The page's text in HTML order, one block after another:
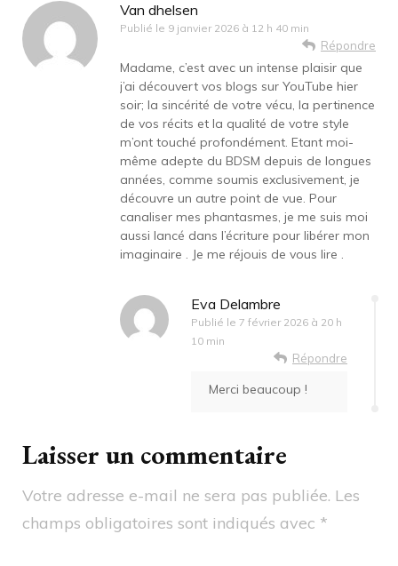
Van dhelsen
Publié le 9 janvier 2026 à 12 h 40 min
Répondre
Madame, c’est avec un intense plaisir que
j’ai découvert vos blogs sur YouTube hier
soir; la sincérité de votre vécu, la pertinence
de vos récits et la qualité de votre style
m’ont touché profondément. Etant moi-
même adepte du BDSM depuis de longues
années, comme soumis exclusivement, je
découvre un autre point de vue. Pour
canaliser mes phantasmes, je me suis moi
aussi lancé dans l’écriture pour libérer mon
imaginaire . Je me réjouis de vous lire .
Eva Delambre
Publié le 7 février 2026 à 20 h
10 min
Répondre
Merci beaucoup !
Laisser un commentaire
Votre adresse e-mail ne sera pas publiée. Les
champs obligatoires sont indiqués avec *